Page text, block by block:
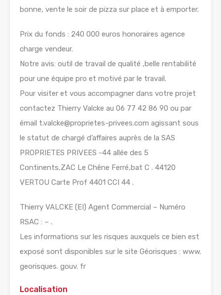
bonne, vente le soir de pizza sur place et à emporter.
Prix du fonds : 240 000 euros honoraires agence
charge vendeur.
Notre avis: outil de travail de qualité ,belle rentabilité
pour une équipe pro et motivé par le travail.
Pour visiter et vous accompagner dans votre projet
contactez Thierry Valcke au 06 77 42 86 90 ou par
émail t.valcke@proprietes-privees.com agissant sous
le statut de chargé d’affaires auprès de la SAS
PROPRIETES PRIVEES -44 allée des 5
Continents,ZAC Le Chêne Ferré,bat C . 44120
VERTOU Carte Prof 4401 CCI 44 .
Thierry VALCKE (EI) Agent Commercial – Numéro
RSAC : – .
Les informations sur les risques auxquels ce bien est
exposé sont disponibles sur le site Géorisques : www.
georisques. gouv. fr
Localisation